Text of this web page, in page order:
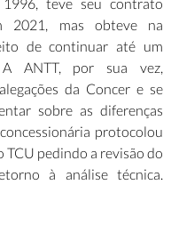
2021, mas obteve na
de continuar até um
ANTT, por sua vez,
da Concer e se
sobre as diferenças
protocolou
TCU pedindo a revisão do
à análise técnica.